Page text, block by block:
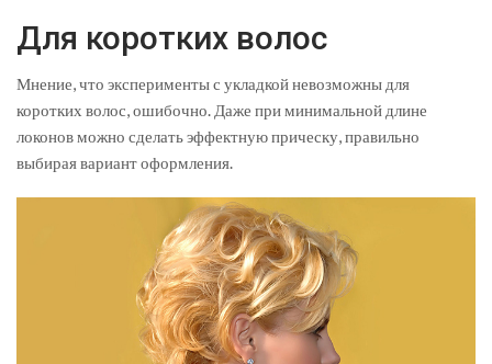
Для коротких волос
Мнение, что эксперименты с укладкой невозможны для
коротких волос, ошибочно. Даже при минимальной длине
локонов можно сделать эффектную прическу, правильно
выбирая вариант оформления.